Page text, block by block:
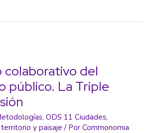
colaborativo del
público. La Triple
, ODS 11 Ciudades,
y paisaje / Por Commonomia